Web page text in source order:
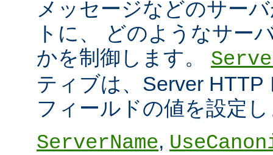
メッセージなどのサー
トに、 どのようなサー
かを制御します。
ティブは、Server
フィールドの値を設定
ServerName,